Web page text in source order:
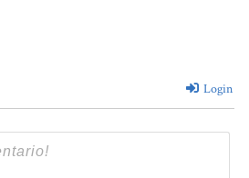
Login